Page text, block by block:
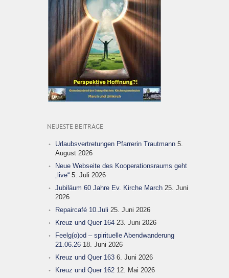
NEUESTE BEITRÄGE
Urlaubsvertretungen Pfarrerin Trautmann 5.
August 2026
Neue Webseite des Kooperationsraums geht
„live“ 5. Juli 2026
Jubiläum 60 Jahre Ev. Kirche March 25. Juni
2026
Repaircafé 10.Juli 25. Juni 2026
Kreuz und Quer 164 23. Juni 2026
Feelg(o)od – spirituelle Abendwanderung
21.06.26 18. Juni 2026
Kreuz und Quer 163 6. Juni 2026
Kreuz und Quer 162 12. Mai 2026